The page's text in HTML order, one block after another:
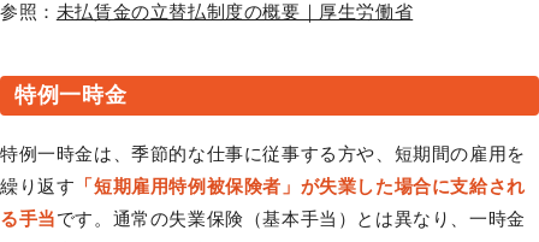
参照： 未払賃金の立替払制度の概要｜厚生労働省
特例一時金
特例一時金は、季節的な仕事に従事する方や、短期間の雇用を
繰り返す 「短期雇用特例被保険者」が失業した場合に支給され
る手当です。通常の失業保険（基本手当）とは異なり、一時金